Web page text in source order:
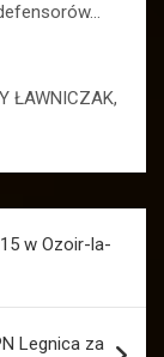
ŁAWNICZAK,
w Ozoir-la-
Legnica za